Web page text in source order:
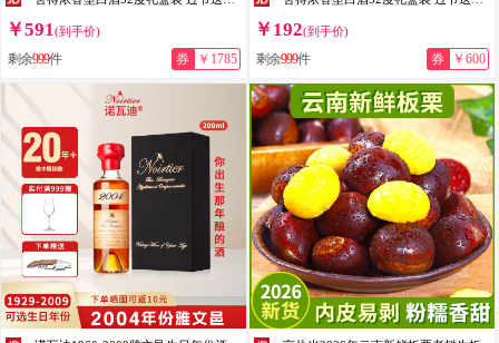
￥591(到手价)
剩余999件 券 ￥1785
￥192(到手价)
剩余999件 券 ￥600